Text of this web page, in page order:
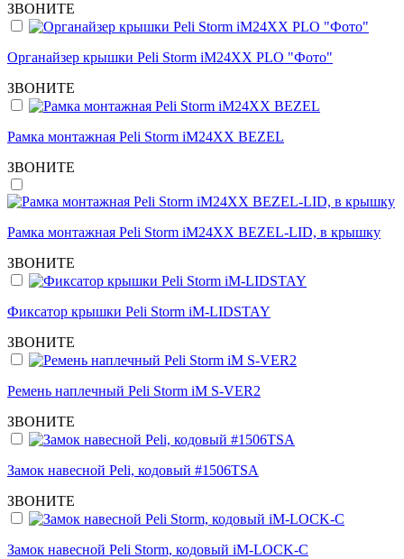
ЗВОНИТЕ
Органайзер крышки Peli Storm iM24XX PLO "Фото"
ЗВОНИТЕ
Рамка монтажная Peli Storm iM24XX BEZEL
ЗВОНИТЕ
Рамка монтажная Peli Storm iM24XX BEZEL-LID, в крышку
ЗВОНИТЕ
Фиксатор крышки Peli Storm iM-LIDSTAY
ЗВОНИТЕ
Ремень наплечный Peli Storm iM S-VER2
ЗВОНИТЕ
Замок навесной Peli, кодовый #1506TSA
ЗВОНИТЕ
Замок навесной Peli Storm, кодовый iM-LOCK-C